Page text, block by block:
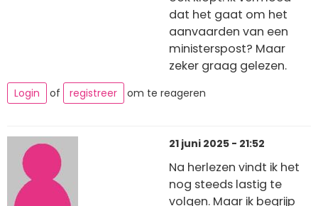
dat het gaat om het
aanvaarden van een
ministerspost? Maar
zeker graag gelezen.
Login of registreer om te reageren
21 juni 2025 - 21:52
Na herlezen vindt ik het
nog steeds lastig te
volgen. Maar ik begrijp